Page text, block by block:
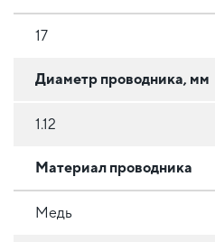
17
Диаметр проводника, мм
1.12
Материал проводника
Медь